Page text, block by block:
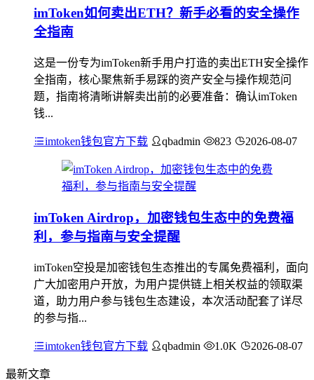
imToken如何卖出ETH？新手必看的安全操作
全指南
这是一份专为imToken新手用户打造的卖出ETH安全操作
全指南，核心聚焦新手易踩的资产安全与操作规范问
题，指南将清晰讲解卖出前的必要准备：确认imToken
钱...
imtoken钱包官方下载 qbadmin 823 2026-08-07
imToken Airdrop，加密钱包生态中的免费福
利，参与指南与安全提醒
imToken空投是加密钱包生态推出的专属免费福利，面向
广大加密用户开放，为用户提供链上相关权益的领取渠
道，助力用户参与钱包生态建设，本次活动配套了详尽
的参与指...
imtoken钱包官方下载 qbadmin 1.0K 2026-08-07
最新文章